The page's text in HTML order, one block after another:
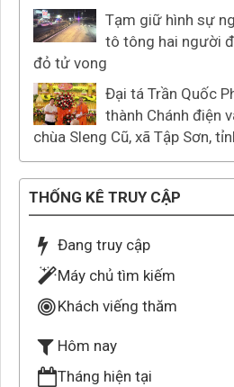
Tạm giữ hình sự
tô tông hai người
đỏ tử vong
Đại tá Trần Quốc
thành Chánh điện
chùa Sleng Cũ, xã Tập Sơn,
THỐNG KÊ TRUY CẬP
Đang truy cập
Máy chủ tìm kiếm
Khách viếng thăm
Hôm nay
Tháng hiện tại